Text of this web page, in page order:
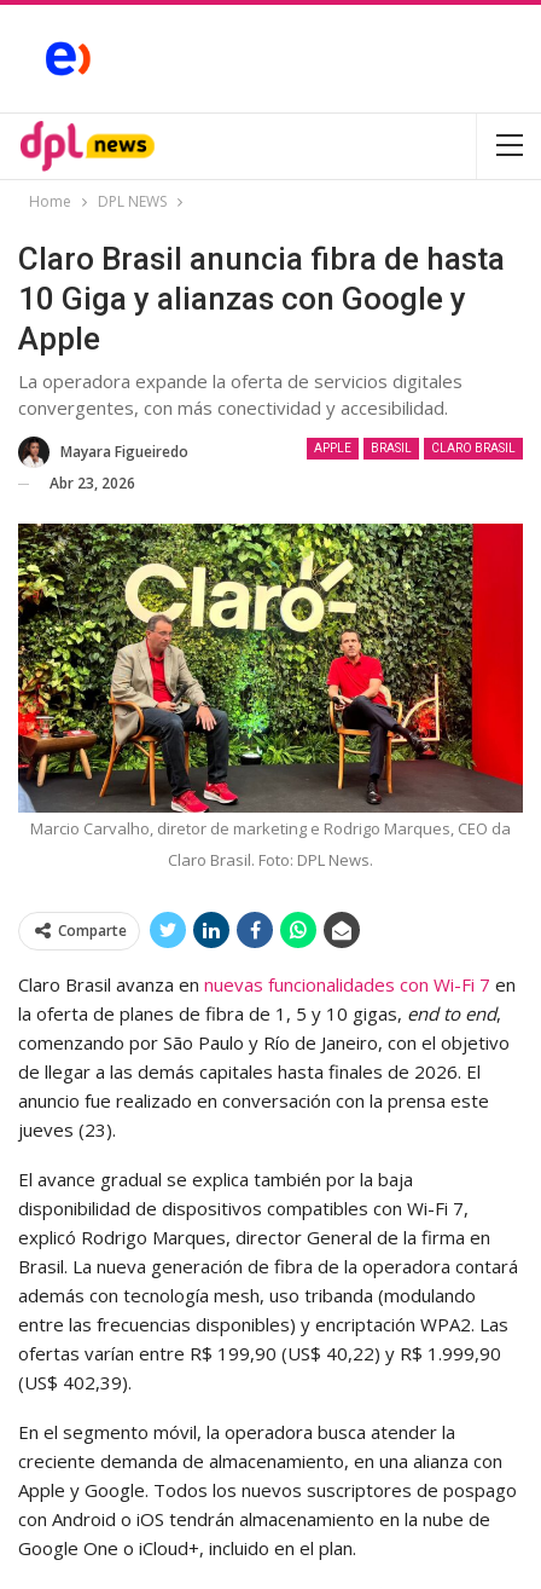
Home DPL NEWS
Claro Brasil anuncia fibra de hasta
10 Giga y alianzas con Google y
Apple
La operadora expande la oferta de servicios digitales
convergentes, con más conectividad y accesibilidad.
APPLE BRASIL CLARO BRASIL
⁨Mayara Figueiredo
Abr 23, 2026
Marcio Carvalho, diretor de marketing e Rodrigo Marques, CEO da
Claro Brasil. Foto: DPL News.
Comparte
Claro Brasil avanza en nuevas funcionalidades con Wi-Fi 7 en
la oferta de planes de fibra de 1, 5 y 10 gigas, end to end,
comenzando por São Paulo y Río de Janeiro, con el objetivo
de llegar a las demás capitales hasta finales de 2026. El
anuncio fue realizado en conversación con la prensa este
jueves (23).
El avance gradual se explica también por la baja
disponibilidad de dispositivos compatibles con Wi-Fi 7,
explicó Rodrigo Marques, director General de la firma en
Brasil. La nueva generación de fibra de la operadora contará
además con tecnología mesh, uso tribanda (modulando
entre las frecuencias disponibles) y encriptación WPA2. Las
ofertas varían entre R$ 199,90 (US$ 40,22) y R$ 1.999,90
(US$ 402,39).
En el segmento móvil, la operadora busca atender la
creciente demanda de almacenamiento, en una alianza con
Apple y Google. Todos los nuevos suscriptores de pospago
con Android o iOS tendrán almacenamiento en la nube de
Google One o iCloud+, incluido en el plan.